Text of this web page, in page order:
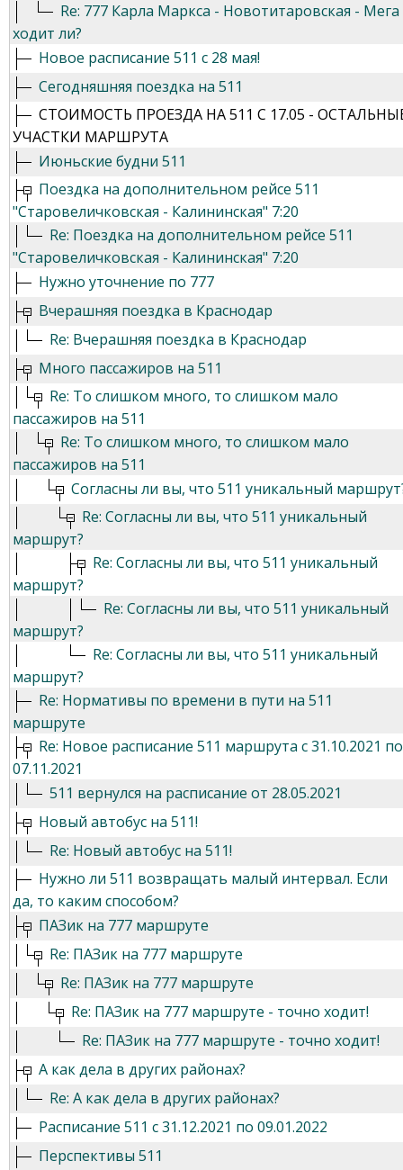
Re: 777 Карла Маркса - Новотитаровская - Мега
ходит ли?
Новое расписание 511 с 28 мая!
Сегодняшняя поездка на 511
СТОИМОСТЬ ПРОЕЗДА НА 511 С 17.05 -
УЧАСТКИ МАРШРУТА
Июньские будни 511
Поездка на дополнительном рейсе 511
"Старовеличковская - Калининская" 7:20
Re: Поездка на дополнительном рейсе 511
"Старовеличковская - Калининская" 7:20
Нужно уточнение по 777
Вчерашняя поездка в Краснодар
Re: Вчерашняя поездка в Краснодар
Много пассажиров на 511
Re: То слишком много, то слишком мало
пассажиров на 511
Re: То слишком много, то слишком мало
пассажиров на 511
Согласны ли вы, что 511 уникальный
Re: Согласны ли вы, что 511 уникальный
маршрут?
Re: Согласны ли вы, что 511 уникальный
маршрут?
Re: Согласны ли вы, что 511 уникальный
маршрут?
Re: Согласны ли вы, что 511 уникальный
маршрут?
Re: Нормативы по времени в пути на 511
маршруте
Re: Новое расписание 511 маршрута с 31.10.2021 по
07.11.2021
511 вернулся на расписание от 28.05.2021
Новый автобус на 511!
Re: Новый автобус на 511!
Нужно ли 511 возвращать малый интервал. Если
да, то каким способом?
ПАЗик на 777 маршруте
Re: ПАЗик на 777 маршруте
Re: ПАЗик на 777 маршруте
Re: ПАЗик на 777 маршруте - точно ходит!
Re: ПАЗик на 777 маршруте - точно ходит!
А как дела в других районах?
Re: А как дела в других районах?
Расписание 511 с 31.12.2021 по 09.01.2022
Перспективы 511